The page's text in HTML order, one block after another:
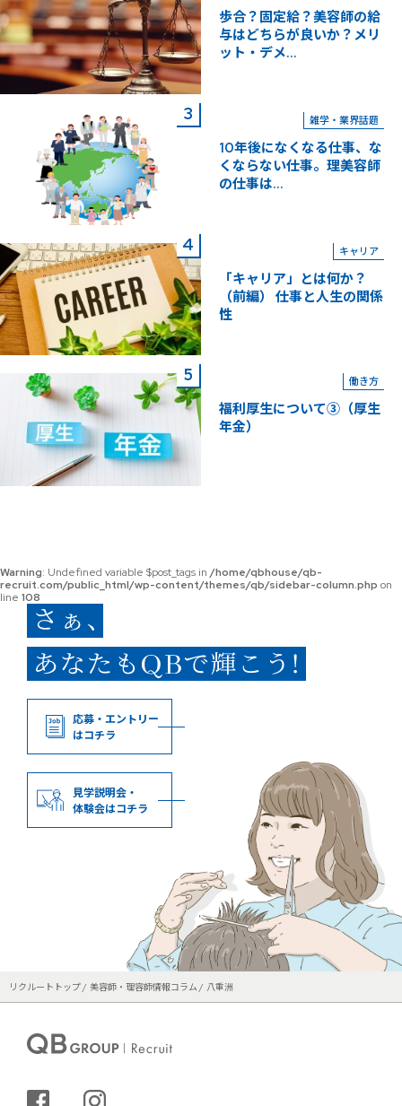
歩合？固定給？美容師の給
与はどちらが良いか？メリ
ット・デメ...
雑学・業界話題
10年後になくなる仕事、な
くならない仕事。理美容師
の仕事は...
キャリア
「キャリア」とは何か？
（前編） 仕事と人生の関係
性
働き方
福利厚生について③（厚生
年金）
Warning: Undefined variable $post_tags in /home/qbhouse/qb-
recruit.com/public_html/wp-content/themes/qb/sidebar-column.php on
line 108
応募・エントリー
はコチラ
見学説明会・
体験会はコチラ
リクルートトップ 美容師・理容師情報コラム 八重洲
シェアする